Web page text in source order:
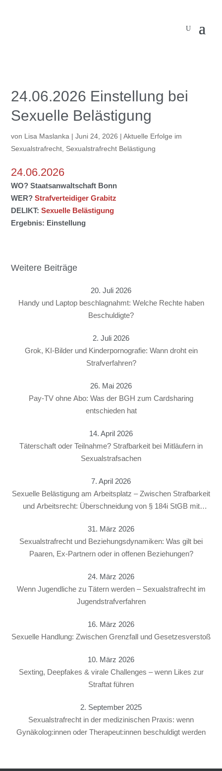
24.06.2026 Einstellung bei
Sexuelle Belästigung
von Lisa Maslanka |Juni 24, 2026 |Aktuelle Erfolge im
Sexualstrafrecht Sexualstrafrecht Belästigung
24.06.2026
WO?Staatsanwaltschaft Bonn
WER?Strafverteidiger Grabitz
DELIKT:Sexuelle Belästigung
Ergebnis: Einstellung
Weitere Beiträge
20. Juli 2026
Handy und Laptop beschlagnahmt: Welche Rechte haben
Beschuldigte?
2. Juli 2026
Grok, KI-Bilder und Kinderpornografie: Wann droht ein
Strafverfahren?
26. Mai 2026
Pay-TV ohne Abo: Was der BGH zum Cardsharing
entschieden hat
14. April 2026
Täterschaft oder Teilnahme? Strafbarkeit bei Mitläufern in
Sexualstrafsachen
7. April 2026
Sexuelle Belästigung am Arbeitsplatz – Zwischen Strafbarkeit
und Arbeitsrecht: Überschneidung von § 184i StGB mit
31. März 2026
Sexualstrafrecht und Beziehungsdynamiken: Was gilt bei
Paaren, Ex-Partnern oder in offenen Beziehungen?
24. März 2026
Wenn Jugendliche zu Tätern werden – Sexualstrafrecht im
Jugendstrafverfahren
16. März 2026
Sexuelle Handlung: Zwischen Grenzfall und Gesetzesverstoß
10. März 2026
Sexting, Deepfakes & virale Challenges – wenn Likes zur
Straftat führen
2. September 2025
Sexualstrafrecht in der medizinischen Praxis: wenn
Gynäkolog:innen oder Therapeut:innen beschuldigt werden